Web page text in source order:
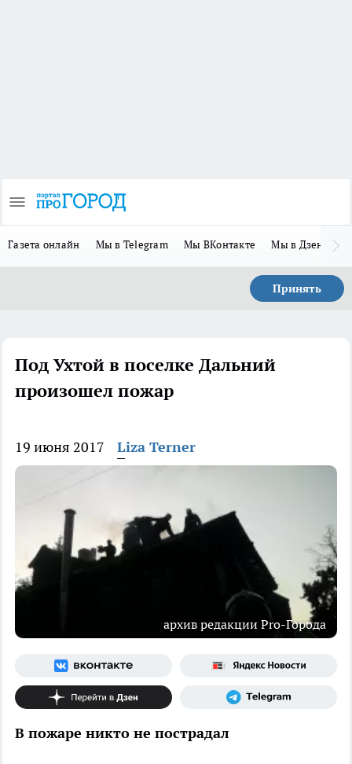
Газета онлайн Мы в Telegram Мы ВКонтакте Мы в Дзене
Принять
Под Ухтой в поселке Дальний
произошел пожар
19 июня 2017 Liza Terner
архив редакции Pro-Города
В пожаре никто не пострадал